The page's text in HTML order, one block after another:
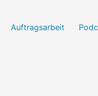
Auftragsarbeit